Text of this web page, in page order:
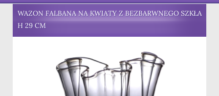
WAZON FALBANA NA KWIATY Z BEZBARWNEGO SZKŁA
H 29 CM